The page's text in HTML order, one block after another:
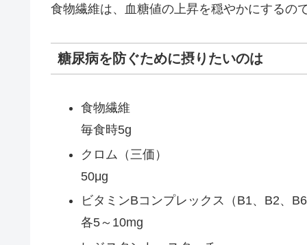
食物繊維は、血糖値の上昇を穏やかにするの
糖尿病を防ぐために摂りたいのは
食物繊維
毎食時5g
クロム（三価）
50μg
ビタミンBコンプレックス（B1、B2、B6
各5～10mg